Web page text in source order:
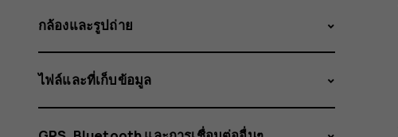
แท็บเล็ต
กล้องและรูปถ่าย
ไฟล์และที่เก็บข้อมูล